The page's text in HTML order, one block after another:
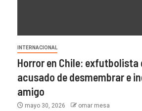
INTERNACIONAL
Horror en Chile:
acusado de desmembrar e
amigo
mayo 30, 2026 omar mesa